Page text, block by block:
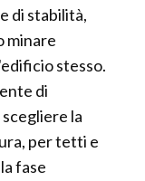
di stabilità,
minare
stesso.
di
la
per tetti e
fase